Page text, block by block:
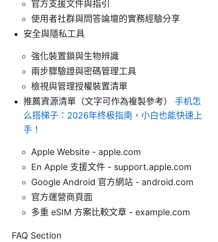
官方支援文件與指引
使用者社群與問答論壇的實務經驗分享
安全與隱私工具
強化裝置鎖與生物辨識
兩步驟驗證與密碼管理工具
檢視與管理授權裝置清單
推薦資源清單（文字可作為複製參考） 手机怎
么搭梯子：2026年终极指南，小白也能快速上
手！
Apple Website - apple.com
En Apple 支援文件 - support.apple.com
Google Android 官方網站 - android.com
官方運營商頁面
多重 eSIM 方案比較文章 - example.com
FAQ Section